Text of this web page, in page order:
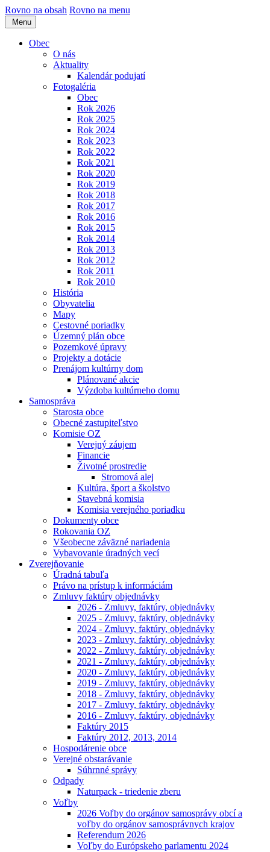
Rovno na obsah Rovno na menu
Menu
Obec
O nás
Aktuality
Kalendár podujatí
Fotogaléria
Obec
Rok 2026
Rok 2025
Rok 2024
Rok 2023
Rok 2022
Rok 2021
Rok 2020
Rok 2019
Rok 2018
Rok 2017
Rok 2016
Rok 2015
Rok 2014
Rok 2013
Rok 2012
Rok 2011
Rok 2010
História
Obyvatelia
Mapy
Cestovné poriadky
Územný plán obce
Pozemkové úpravy
Projekty a dotácie
Prenájom kultúrny dom
Plánované akcie
Výzdoba kultúrneho domu
Samospráva
Starosta obce
Obecné zastupiteľstvo
Komisie OZ
Verejný záujem
Financie
Životné prostredie
Stromová alej
Kultúra, šport a školstvo
Stavebná komisia
Komisia verejného poriadku
Dokumenty obce
Rokovania OZ
Všeobecne záväzné nariadenia
Vybavovanie úradných vecí
Zverejňovanie
Úradná tabuľa
Právo na prístup k informáciám
Zmluvy faktúry objednávky
2026 - Zmluvy, faktúry, objednávky
2025 - Zmluvy, faktúry, objednávky
2024 - Zmluvy, faktúry, objednávky
2023 - Zmluvy, faktúry, objednávky
2022 - Zmluvy, faktúry, objednávky
2021 - Zmluvy, faktúry, objednávky
2020 - Zmluvy, faktúry, objednávky
2019 - Zmluvy, faktúry, objednávky
2018 - Zmluvy, faktúry, objednávky
2017 - Zmluvy, faktúry, objednávky
2016 - Zmluvy, faktúry, objednávky
Faktúry 2015
Faktúry 2012, 2013, 2014
Hospodárenie obce
Verejné obstarávanie
Súhrnné správy
Odpady
Naturpack - triedenie zberu
Voľby
2026 Voľby do orgánov samosprávy obcí a
voľby do orgánov samosprávnych krajov
Referendum 2026
Voľby do Európskeho parlamentu 2024